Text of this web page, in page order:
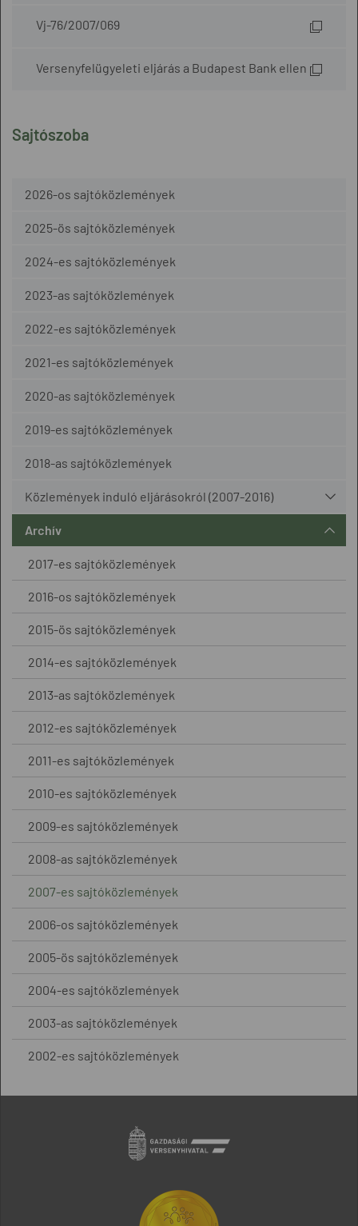
Sajtószoba
2026-os sajtóközlemények
2025-ös sajtóközlemények
2024-es sajtóközlemények
2023-as sajtóközlemények
2022-es sajtóközlemények
2021-es sajtóközlemények
2020-as sajtóközlemények
2019-es sajtóközlemények
2018-as sajtóközlemények
Közlemények induló eljárásokról (2007-2016)
Archív
2017-es sajtóközlemények
2016-os sajtóközlemények
2015-ös sajtóközlemények
2014-es sajtóközlemények
2013-as sajtóközlemények
2012-es sajtóközlemények
2011-es sajtóközlemények
2010-es sajtóközlemények
2009-es sajtóközlemények
2008-as sajtóközlemények
2007-es sajtóközlemények
2006-os sajtóközlemények
2005-ös sajtóközlemények
2004-es sajtóközlemények
2003-as sajtóközlemények
2002-es sajtóközlemények
Vj-76/2007/069
Versenyfelügyeleti eljárás a Budapest Bank ellen